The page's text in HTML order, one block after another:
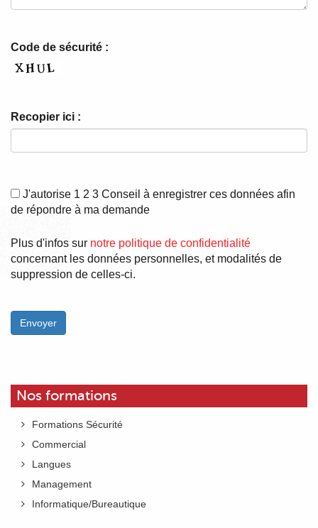
Code de sécurité :
Recopier ici :
J'autorise 1 2 3 Conseil à enregistrer ces données afin
de répondre à ma demande
Plus d'infos sur notre politique de confidentialité
concernant les données personnelles, et modalités de
suppression de celles-ci.
Nos formations
Formations Sécurité
Commercial
Langues
Management
Informatique/Bureautique